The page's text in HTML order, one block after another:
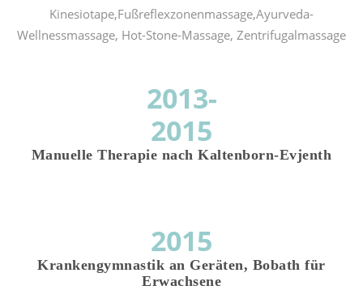
Kinesiotape,Fußreflexzonenmassage,Ayurveda-
Wellnessmassage, Hot-Stone-Massage, Zentrifugalmassage
2013-
2015
Manuelle Therapie nach Kaltenborn-Evjenth
2015
Krankengymnastik an Geräten, Bobath für
Erwachsene